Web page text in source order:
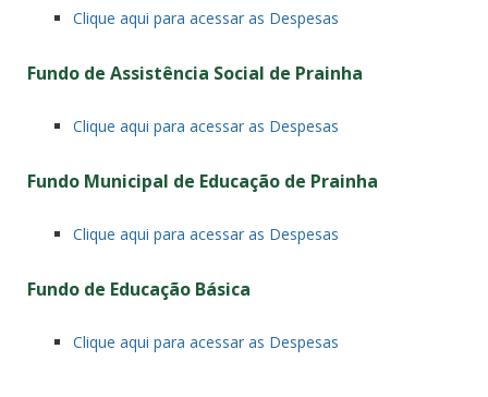
Clique aqui para acessar as Despesas
Fundo de Assistência Social de Prainha
Clique aqui para acessar as Despesas
Fundo Municipal de Educação de Prainha
Clique aqui para acessar as Despesas
Fundo de Educação Básica
Clique aqui para acessar as Despesas